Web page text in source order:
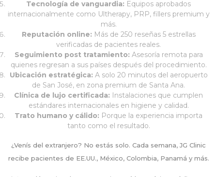
Tecnología de vanguardia: Equipos aprobados
internacionalmente como Ultherapy, PRP, fillers premium y
más.
Reputación online: Más de 250 reseñas 5 estrellas
verificadas de pacientes reales.
Seguimiento post tratamiento: Asesoría remota para
quienes regresan a sus países después del procedimiento.
Ubicación estratégica: A solo 20 minutos del aeropuerto
de San José, en zona premium de Santa Ana.
Clínica de lujo certificada: Instalaciones que cumplen
estándares internacionales en higiene y calidad.
Trato humano y cálido: Porque la experiencia importa
tanto como el resultado.
¿Venís del extranjero? No estás solo. Cada semana, JG Clinic
recibe pacientes de EE.UU., México, Colombia, Panamá y más.